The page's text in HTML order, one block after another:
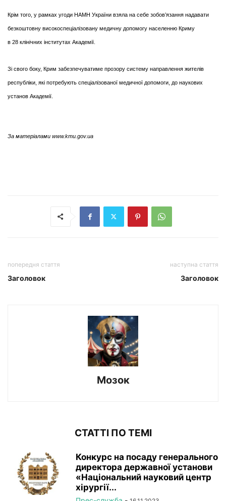
Крім того, у рамках угоди НАМН України взяла на себе зобов’язання надавати
безкоштовну високоспеціалізовану медичну допомогу населенню Криму
в 28 клінічних інститутах Академії.
Зі свого боку, Крим забезпечуватиме прозору систему направлення жителів
республіки, які потребують спеціалізованої медичної допомоги, до наукових
установ Академії.
За матеріалами www.kmu.gov.ua
попередня стаття
Заголовок
наступна стаття
Заголовок
Мозок
СТАТТІ ПО ТЕМІ
Конкурс на посаду генерального
директора державної установи
«Національний науковий центр
хірургії...